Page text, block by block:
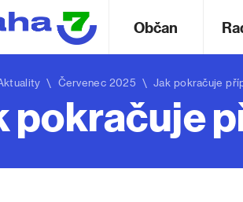
Občan
\ Červenec 2025 \ Jak pokračuje
pokračuje